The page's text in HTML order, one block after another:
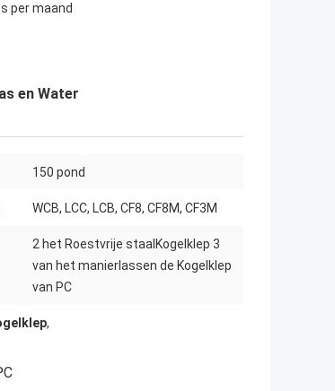
per maand
en Water
150 pond
WCB, LCC, LCB, CF8, CF8M, CF3M
2 het Roestvrije staalKogelklep 3
van het manierlassen de Kogelklep
van PC
,